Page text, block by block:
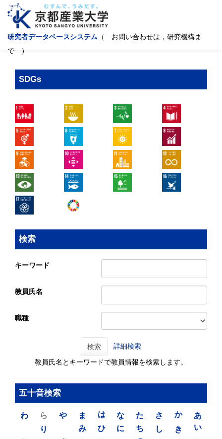
研究者データベースシステム （ お問い合わせは，研究機構ま
で ）
SDGs
検索
キーワード
教員氏名
職種
検索 詳細検索
教員氏名とキーワードで教員情報を検索します。
五十音検索
あ
い
か
き
さ
し
た
ち
な
に
は
ひ
ま
み
や
ゆ
ら
り
わ
を